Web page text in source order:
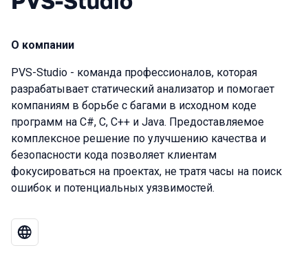
О компании
PVS-Studio - команда профессионалов, которая
разрабатывает статический анализатор и помогает
компаниям в борьбе с багами в исходном коде
программ на C#, C, C++ и Java. Предоставляемое
комплексное решение по улучшению качества и
безопасности кода позволяет клиентам
фокусироваться на проектах, не тратя часы на поиск
ошибок и потенциальных уязвимостей.